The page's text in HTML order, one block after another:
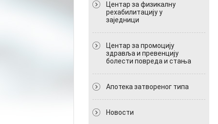
Центар за физикалну
рехабилитацију у
заједници
Центар за промоцију
здравља и превенцију
болести повреда и стања
Апотека затвореног типа
Новости